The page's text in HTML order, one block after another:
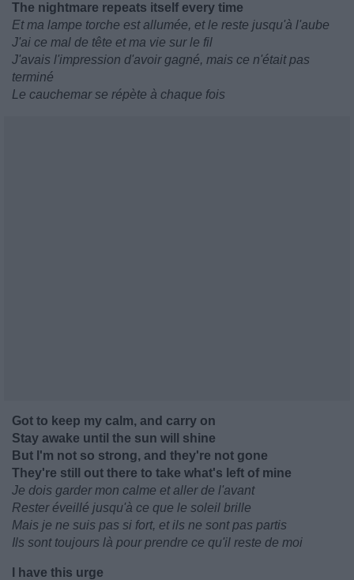
The nightmare repeats itself every time
Et ma lampe torche est allumée, et le reste jusqu'à l'aube
J'ai ce mal de tête et ma vie sur le fil
J'avais l'impression d'avoir gagné, mais ce n'était pas
terminé
Le cauchemar se répète à chaque fois
Got to keep my calm, and carry on
Stay awake until the sun will shine
But I'm not so strong, and they're not gone
They're still out there to take what's left of mine
Je dois garder mon calme et aller de l'avant
Rester éveillé jusqu'à ce que le soleil brille
Mais je ne suis pas si fort, et ils ne sont pas partis
Ils sont toujours là pour prendre ce qu'il reste de moi
I have this urge